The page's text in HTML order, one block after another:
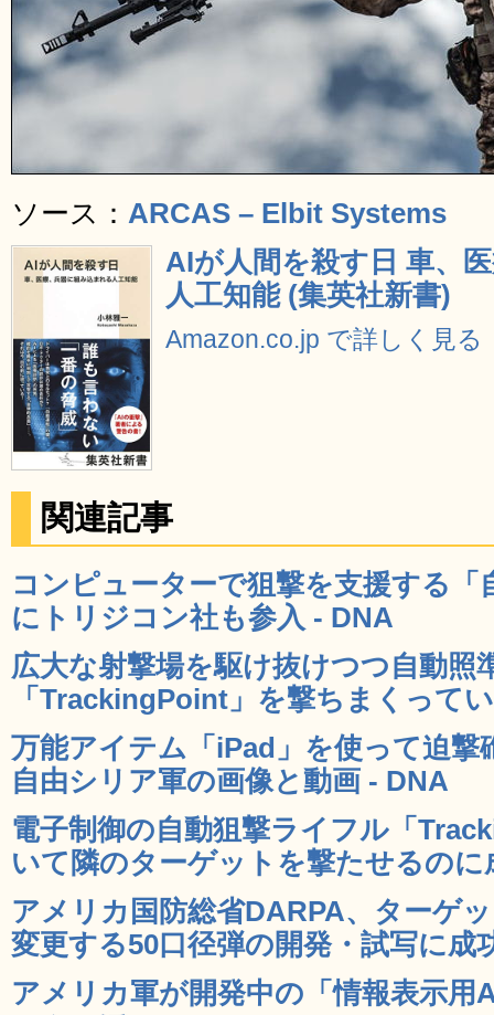
ソース： ARCAS – Elbit Systems
AIが人間を殺す日 車、
人工知能 (集英社新書)
Amazon.co.jp で詳しく見る
関連記事
コンピューターで狙撃を支援する「
にトリジコン社も参入 - DNA
広大な射撃場を駆け抜けつつ自動照
「TrackingPoint」を撃ちまくって
万能アイテム「iPad」を使って迫撃
自由シリア軍の画像と動画 - DNA
電子制御の自動狙撃ライフル「
いて隣のターゲットを撃たせるのに
アメリカ国防総省DARPA、ターゲ
変更する50口径弾の開発・試写に成
アメリカ軍が開発中の「情報表示